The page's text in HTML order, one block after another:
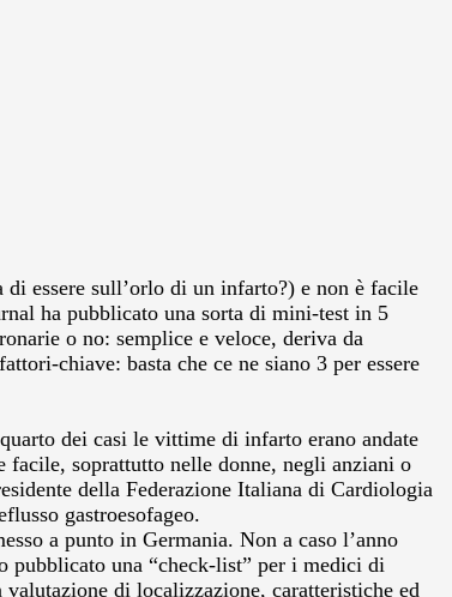
essere sull’orlo di un infarto?) e non è facile
ha pubblicato una sorta di mini-test in 5
o no: semplice e veloce, deriva da
chiave: basta che ce ne siano 3 per essere
dei casi le vittime di infarto erano andate
facile, soprattutto nelle donne, negli anziani o
della Federazione Italiana di Cardiologia
gastroesofageo.
a punto in Germania. Non a caso l’anno
pubblicato una “check-list” per i medici di
di localizzazione, caratteristiche ed